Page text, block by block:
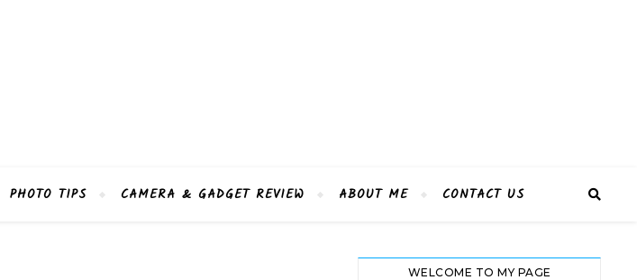
PHOTO TIPS CAMERA & GADGET REVIEW ABOUT ME CONTACT US
WELCOME TO MY PAGE